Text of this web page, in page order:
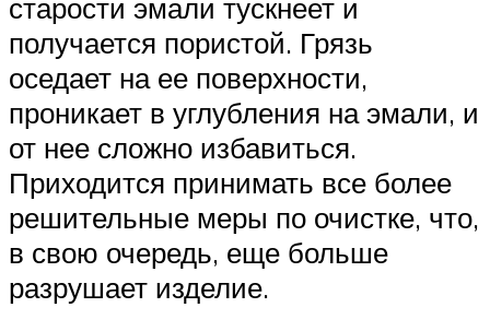
старости эмали тускнеет и
получается пористой. Грязь
оседает на ее поверхности,
проникает в углубления на эмали, и
от нее сложно избавиться.
Приходится принимать все более
решительные меры по очистке, что,
в свою очередь, еще больше
разрушает изделие.